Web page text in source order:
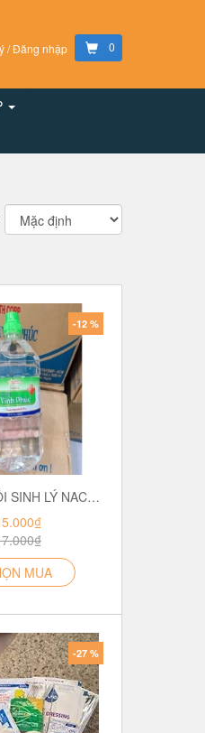
/ Đăng nhập 0
NƯỚC MUỐI SINH LÝ NACL 0.9% VĨNH PHÚC (1000ML)
-12 %
MUA
-27 %